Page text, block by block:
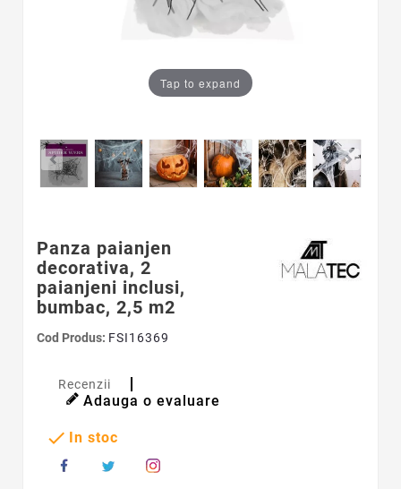
Tap to expand
Panza paianjen
decorativa, 2
paianjeni inclusi,
bumbac, 2,5 m2
Cod Produs: FSI16369
Recenzii
Adauga o evaluare
 In stoc